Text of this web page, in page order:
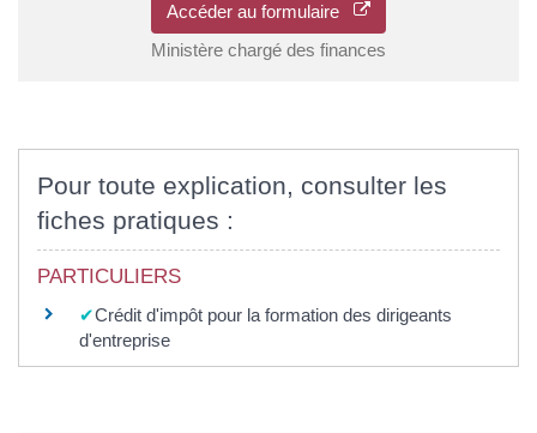
Accéder au formulaire
Ministère chargé des finances
Pour toute explication, consulter les
fiches pratiques :
PARTICULIERS
Crédit d'impôt pour la formation des dirigeants
d'entreprise